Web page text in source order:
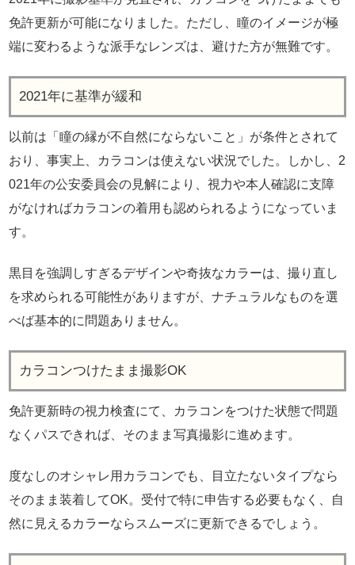
免許更新が可能になりました。ただし、瞳のイメージが極
端に変わるような派手なレンズは、避けた方が無難です。
2021年に基準が緩和
以前は「瞳の縁が不自然にならないこと」が条件とされて
おり、事実上、カラコンは使えない状況でした。しかし、2
021年の公安委員会の見解により、視力や本人確認に支障
がなければカラコンの着用も認められるようになっていま
す。
黒目を強調しすぎるデザインや奇抜なカラーは、撮り直し
を求められる可能性がありますが、ナチュラルなものを選
べば基本的に問題ありません。
カラコンつけたまま撮影OK
免許更新時の視力検査にて、カラコンをつけた状態で問題
なくパスできれば、そのまま写真撮影に進めます。
度なしのオシャレ用カラコンでも、目立たないタイプなら
そのまま装着してOK。受付で特に申告する必要もなく、自
然に見えるカラーならスムーズに更新できるでしょう。